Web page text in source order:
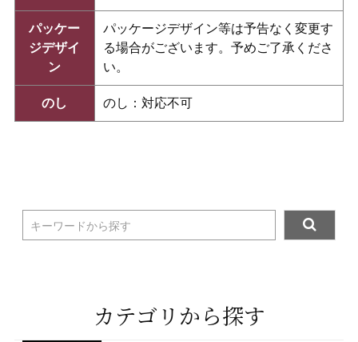
パッケー
ジデザイ
ン
パッケージデザイン等は予告なく変更す
る場合がございます。予めご了承くださ
い。
のし のし：対応不可
キーワードから探す
カテゴリから探す